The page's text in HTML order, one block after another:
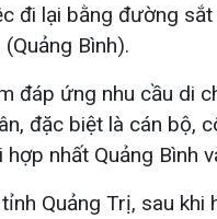
đi lại bằng đường
Bình).
đáp ứng nhu cầu di
đặc biệt là cán bộ,
nhất Quảng Bình
Quảng Trị, sau khi